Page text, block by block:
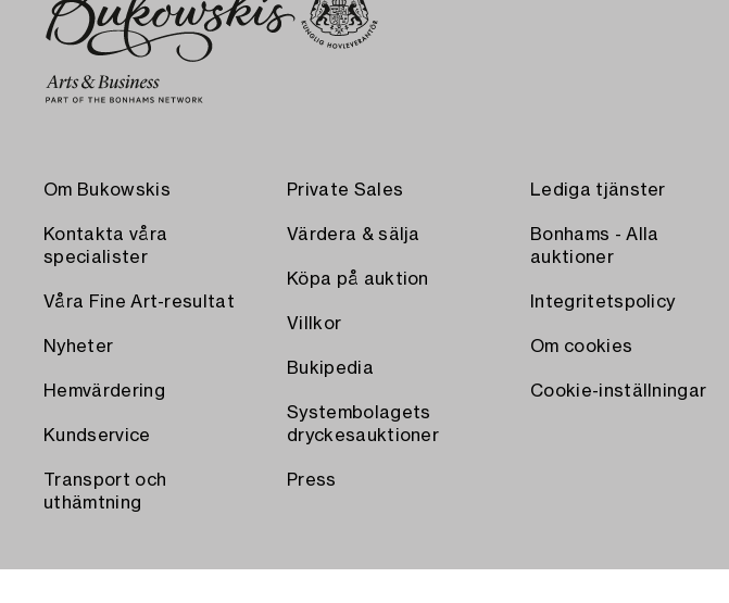
Om Bukowskis
Kontakta våra
specialister
Våra Fine Art-resultat
Nyheter
Hemvärdering
Kundservice
Transport och
uthämtning
Private Sales
Värdera & sälja
Köpa på auktion
Villkor
Bukipedia
Systembolagets
dryckesauktioner
Press
Lediga tjänster
Bonhams - Alla
auktioner
Integritetspolicy
Om cookies
Cookie-inställningar